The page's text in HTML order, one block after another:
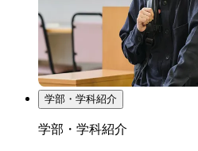
学部・学科紹介
学部・学科紹介